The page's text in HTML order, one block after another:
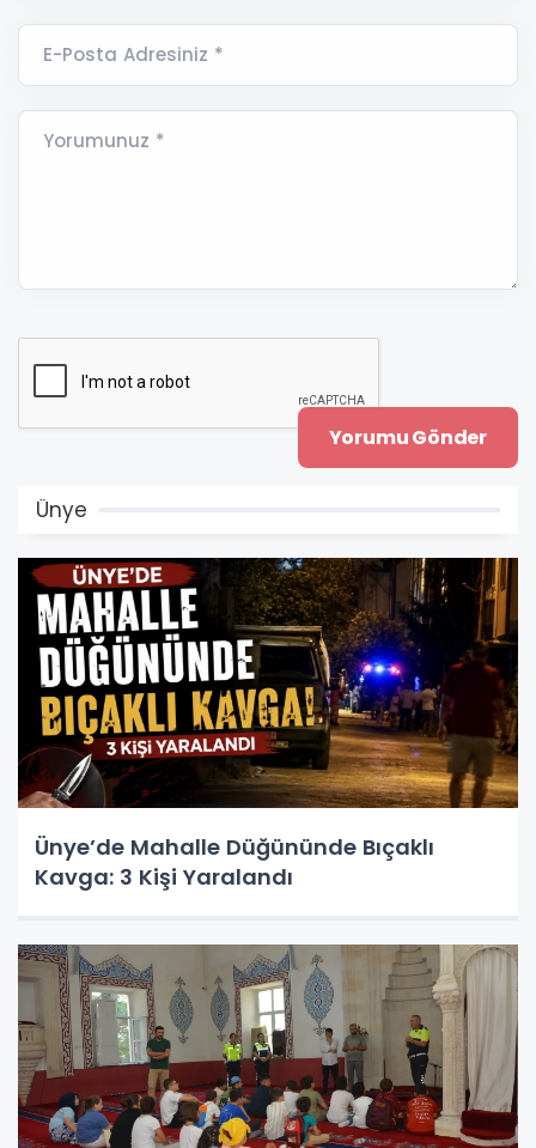
E-Posta Adresiniz *
Yorumunuz *
Ünye
Ünye’de Mahalle Düğününde Bıçaklı
Kavga: 3 Kişi Yaralandı